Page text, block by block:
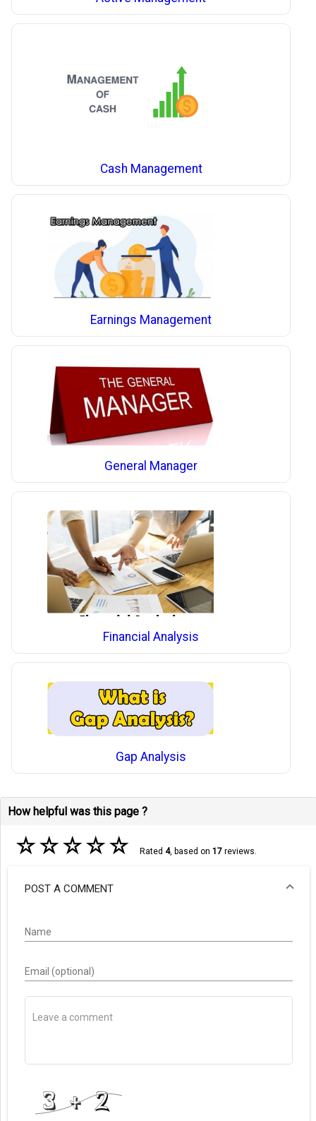
Cash Management
Earnings Management
General Manager
Financial Analysis
Gap Analysis
How helpful was this page ?
☆☆☆☆☆ Rated 4, based on 17reviews.
POST A COMMENT
Name
Email (optional)